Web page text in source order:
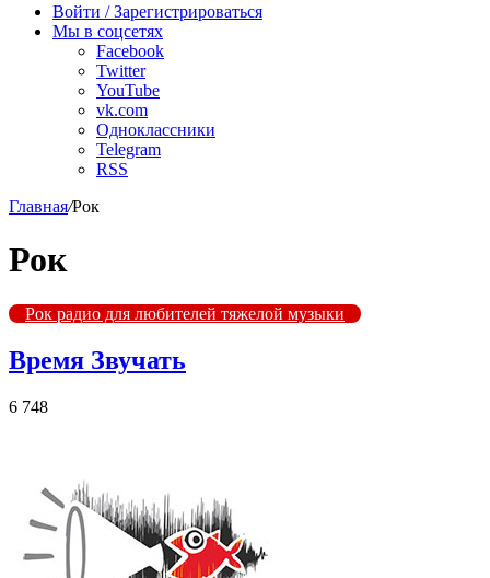
радио
Войти / Зарегистрироваться
Мы в соцсетях
Facebook
Twitter
YouTube
vk.com
Одноклассники
Telegram
RSS
Главная/Рок
Рок
Рок радио для любителей тяжелой музыки
Время Звучать
6 748